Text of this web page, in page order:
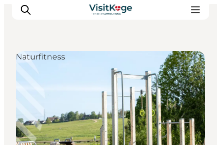
Sommerferie
Kano
Det sker
Spisesteder
Naturfitness